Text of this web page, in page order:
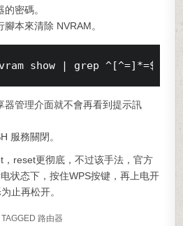
密碼。
本來清除 NVRAM。
show | grep ^[^=] *=$ `;
器管理介面就不會再看到提示訊
服務關閉。
，reset更彻底，不过该手法，官方
状态下，按住WPS按键，再上电开
止再松开。
路由器